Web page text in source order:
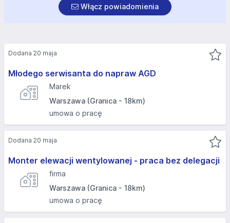
Włącz powiadomienia
Młodego serwisanta do napraw AGD
Marek
Warszawa (Granica - 18km)
umowa o pracę
Dodana 20 maja
Monter elewacji wentylowanej - praca bez delegacji
firma
Warszawa (Granica - 18km)
umowa o pracę
Dodana 20 maja